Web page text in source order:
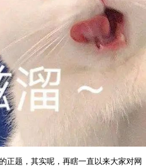
题，其实呢，再瞎一直以来大家对网